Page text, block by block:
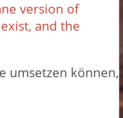
version of
and the
umsetzen können,